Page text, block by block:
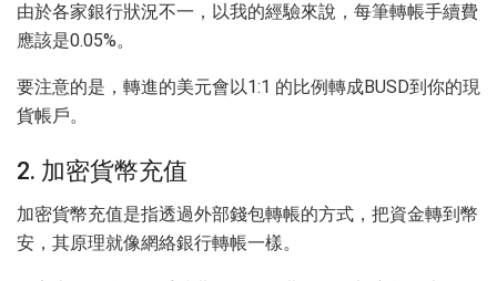
由於各家銀行狀況不一，以我的經驗來說，每筆轉帳手續費
應該是0.05%。
要注意的是，轉進的美元會以1:1 的比例轉成BUSD到你的現
貨帳戶。
2. 加密貨幣充值
加密貨幣充值是指透過外部錢包轉帳的方式，把資金轉到幣
安，其原理就像網絡銀行轉帳一樣。